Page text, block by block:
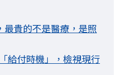
最貴的不是醫療，是照
給付時機」，檢視現行